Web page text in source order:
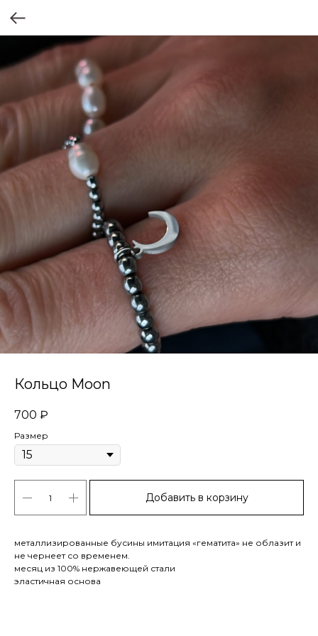
Кольцо Moon
700 ₽
Размер
Добавить в корзину
металлизированные бусины имитация «гематита» не облазит и
не чернеет со временем.
месяц из 100% нержавеющей стали
эластичная основа